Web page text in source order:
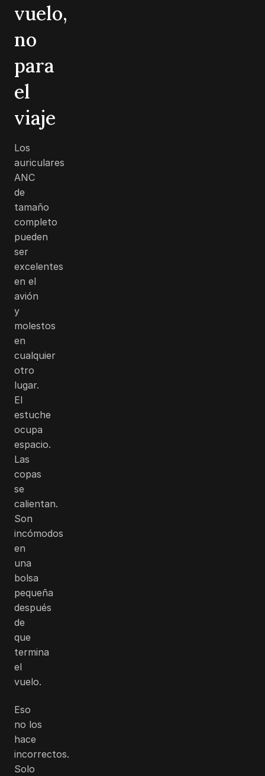
vuelo,
no
para
el
viaje
Los
auriculares
ANC
de
tamaño
completo
pueden
ser
excelentes
en el
avión
y
molestos
en
cualquier
otro
lugar.
El
estuche
ocupa
espacio.
Las
copas
se
calientan.
Son
incómodos
en
una
bolsa
pequeña
después
de
que
termina
el
vuelo.
Eso
no los
hace
incorrectos.
Solo